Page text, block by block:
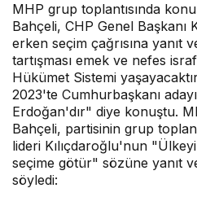
MHP grup toplantısında
Bahçeli, CHP Genel Başkanı
erken seçim çağrısına yanıt
tartışması emek ve nefes
Hükümet Sistemi
2023'te Cumhurbaşkanı
Erdoğan'dır" diye konuştu.
Bahçeli, partisinin grup
lideri Kılıçdaroğlu'nun
seçime götür" sözüne yanıt
söyledi: